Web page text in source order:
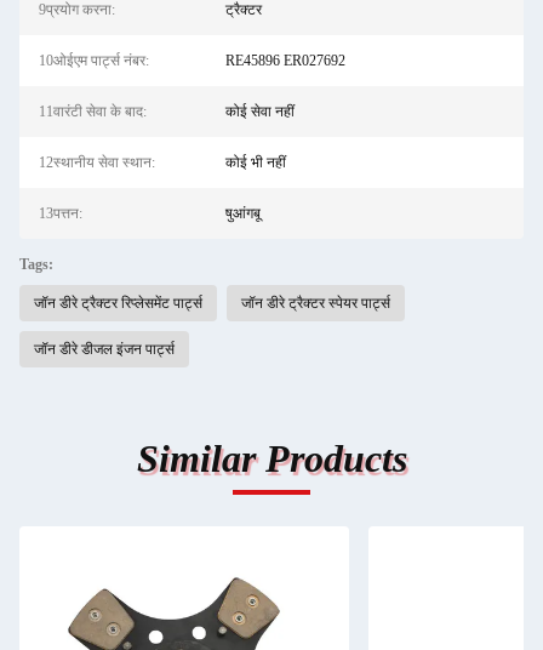
9प्रयोग करना: ट्रैक्टर
10ओईएम पार्ट्स नंबर: RE45896 ER027692
11वारंटी सेवा के बाद: कोई सेवा नहीं
12स्थानीय सेवा स्थान: कोई भी नहीं
13पत्तन: षुआंगबू
Tags:
जॉन डीरे ट्रैक्टर रिप्लेसमेंट पार्ट्स जॉन डीरे ट्रैक्टर स्पेयर पार्ट्स
जॉन डीरे डीजल इंजन पार्ट्स
Similar Products